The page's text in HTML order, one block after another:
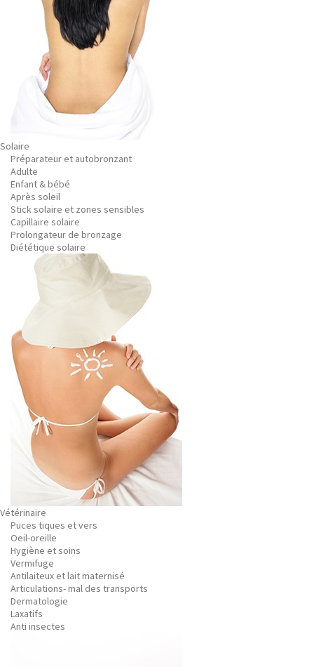
Solaire
Préparateur et autobronzant
Adulte
Enfant & bébé
Après soleil
Stick solaire et zones sensibles
Capillaire solaire
Prolongateur de bronzage
Diététique solaire
Vétérinaire
Puces tiques et vers
Oeil-oreille
Hygiène et soins
Vermifuge
Antilaiteux et lait maternisé
Articulations- mal des transports
Dermatologie
Laxatifs
Anti insectes